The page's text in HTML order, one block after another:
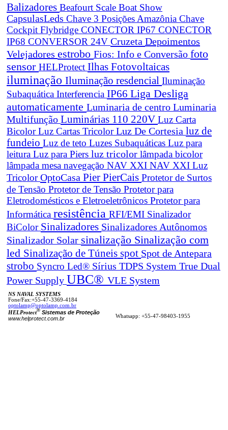
Balizadores Beafourt Scale Boat Show
CapsulasLeds Chave 3 Posições Amazônia Chave
Cockpit Flybridge CONECTOR IP67 CONECTOR
IP68 CONVERSOR 24V Cruzeta Depoimentos
Velejadores estrobo Fios: Info e Conversão foto
sensor HELProtect Ilhas Fotovoltaicas
iluminação Iluminação resdencial Iluminação
Subaquática Interferencia IP66 Liga Desliga
automaticamente Luminaria de centro Luminaria
Multifunção Luminárias 110 220V Luz Carta
BicolorLuz Cartas TricolorLuz De Cortesia luz de
fundeio Luz de teto Luzes Subaquáticas Luz para
leitura Luz para Piers luz tricolor lâmpada bicolor
lâmpada mesa navegação NAV XXI NAV XXI Luz
TricolorOptoCasa Pier PierCais Protetor de Surtos
de Tensão Protetor de Tensão Protetor para
Eletrodomésticos e Eletroeletrônicos Protetor para
Informática resistência RFI/EMI Sinalizador
BiColor Sinalizadores Sinalizadores Autônomos
Sinalizador Solar sinalização Sinalização com
led Sinalização de Túneis spot Spot de Antepara
strobo Syncro Led® Sírius TDPS System True Dual
Power Supply UBC® VLE System
NS NAVAL SYSTEMS
Fone/Fax:+55-47-3369-4184
optolamp@optolamp.com.br
HELProtect® Sistemas de Proteção
www.helprotect.com.br
Whatsapp: +55-47-98403-1955